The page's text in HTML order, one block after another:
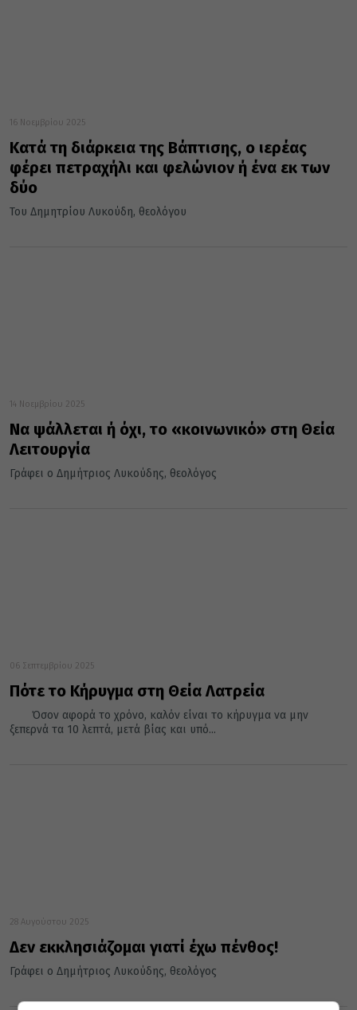
16 Νοεμβρίου 2025
Κατά τη διάρκεια της Βάπτισης, ο ιερέας
φέρει πετραχήλι και φελώνιον ή ένα εκ των
δύο
Του Δημητρίου Λυκούδη, θεολόγου
14 Νοεμβρίου 2025
Να ψάλλεται ή όχι, το «κοινωνικό» στη Θεία
Λειτουργία
Γράφει ο Δημήτριος Λυκούδης, θεολόγος
06 Σεπτεμβρίου 2025
Πότε το Κήρυγμα στη Θεία Λατρεία
Όσον αφορά το χρόνο, καλόν είναι το κήρυγμα να μην
ξεπερνά τα 10 λεπτά, μετά βίας και υπό...
28 Αυγούστου 2025
Δεν εκκλησιάζομαι γιατί έχω πένθος!
Γράφει ο Δημήτριος Λυκούδης, θεολόγος